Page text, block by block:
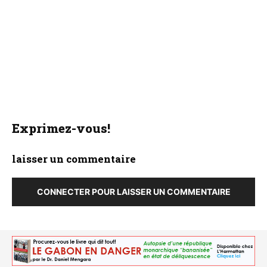
Exprimez-vous!
laisser un commentaire
CONNECTER POUR LAISSER UN COMMENTAIRE